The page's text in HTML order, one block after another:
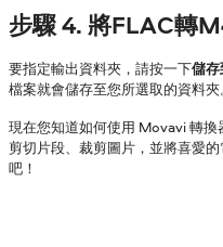
步驟 4. 將FLAC轉
要指定輸出資料夾，請按一下儲存
檔案就會儲存至您所選取的資料夾。
現在您知道如何使用 Movavi 轉換
剪切片段、裁剪圖片，並將喜愛
吧！